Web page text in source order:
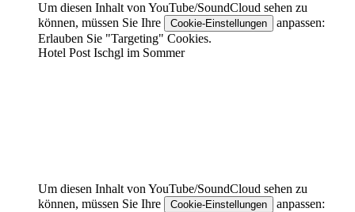
Um diesen Inhalt von YouTube/SoundCloud sehen zu
können, müssen Sie Ihre
Cookie-Einstellungen
anpassen:
Erlauben Sie "Targeting" Cookies.
Hotel Post Ischgl im Sommer
Um diesen Inhalt von YouTube/SoundCloud sehen zu
können, müssen Sie Ihre
Cookie-Einstellungen
anpassen: